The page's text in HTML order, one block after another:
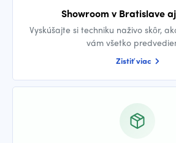
Showroom v Bratislave
Vyskúšajte si techniku naživo skôr,
vám všetko
Zistiť viac